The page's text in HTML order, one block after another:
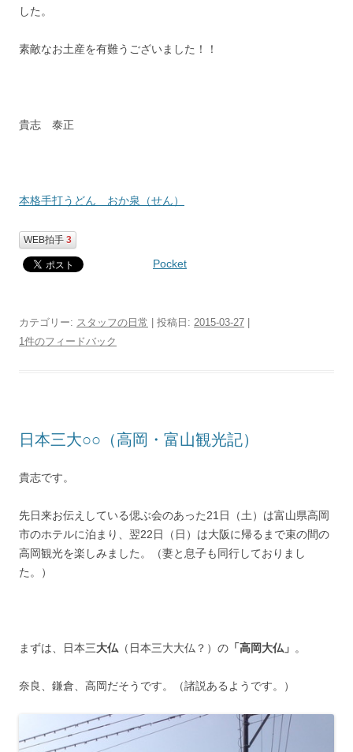
した。
素敵なお土産を有難うございました！！
貴志 泰正
本格手打うどん おか泉（せん）
WEB拍手 3
Pocket
カテゴリー: スタッフの日常 | 投稿日: 2015-03-27 |
1件のフィードバック
日本三大○○（高岡・富山観光記）
貴志です。
先日来お伝えしている偲ぶ会のあった21日（土）は富山県高岡
市のホテルに泊まり、翌22日（日）は大阪に帰るまで束の間の
高岡観光を楽しみました。（妻と息子も同行しておりまし
た。）
まずは、日本三大仏 （日本三大大仏？）の 「高岡大仏」 。
奈良、鎌倉、高岡だそうです。（諸説あるようです。）